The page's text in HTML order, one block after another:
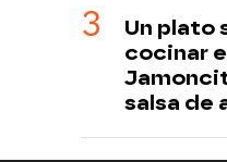
Un plato
cocinar
salsa de